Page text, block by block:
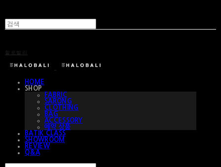
할로발리
HOME
SHOP
FABRIC
SARONG
CLOTHING
BAG
ACCESSORY
예약 상품
BATIK CLASS
SHOWROOM
REVIEW
Q&A